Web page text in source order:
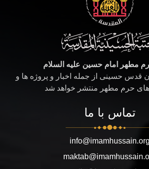
مطهر امام حسین علیه السلام
قدس حسینی از جمله اخبار و پروژه ها و
حرم مطهر منتشر خواهد شد
تماس با ما
info@imamhussain.org